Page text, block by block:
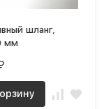
шланг,
мм